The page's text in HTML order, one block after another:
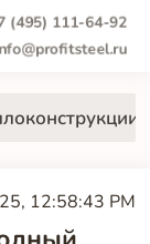
(495) 111-64-92
12:58:43 PM